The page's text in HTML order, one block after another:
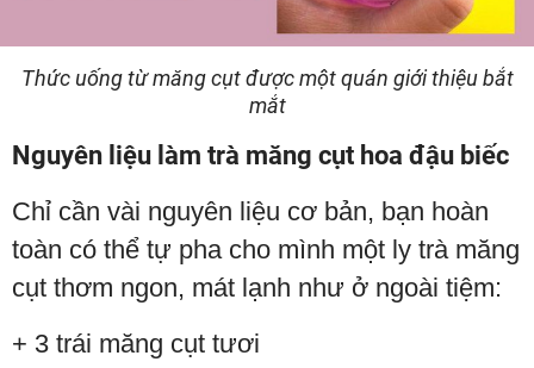
Thức uống từ măng cụt được một quán giới thiệu bắt
mắt
Nguyên liệu làm trà măng cụt hoa đậu biếc
Chỉ cần vài nguyên liệu cơ bản, bạn hoàn
toàn có thể tự pha cho mình một ly trà măng
cụt thơm ngon, mát lạnh như ở ngoài tiệm:
+ 3 trái măng cụt tươi